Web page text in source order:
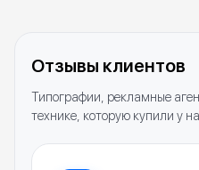
Отзывы клиентов
Типографии, рекламные
технике, которую купили у